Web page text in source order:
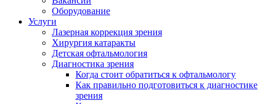
Оборудование
Услуги
Лазерная коррекция зрения
Хирургия катаракты
Детская офтальмология
Диагностика зрения
Когда стоит обратиться к офтальмологу
Как правильно подготовиться к диагностике
зрения